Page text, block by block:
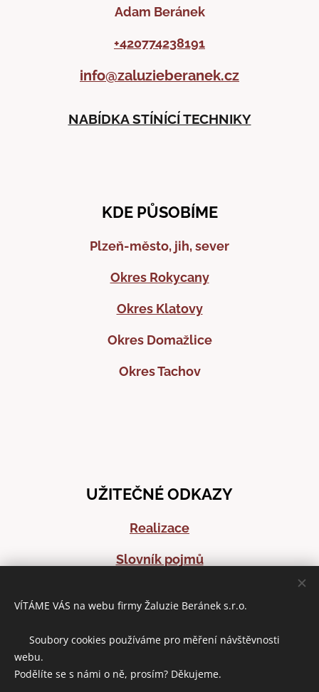
Adam Beránek
+420774238191
info@zaluzieberanek.cz
NABÍDKA STÍNÍCÍ TECHNIKY
KDE PŮSOBÍME
Plzeň-město, jih, sever
Okres Rokycany
Okres Klatovy
Okres Domažlice
Okres Tachov
UŽITEČNÉ ODKAZY
Realizace
Slovník pojmů
DOMLUVIT ZAMĚŘENÍ
VÍTÁME VÁS na webu firmy Žaluzie Beránek s.r.o.
🍪 Soubory cookies používáme pro měření návštěvnosti
webu.
Podělíte se s námi o ně, prosím? Děkujeme.